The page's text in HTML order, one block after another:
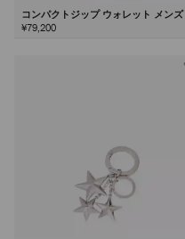
コンパクトジップ ウォレット メンズ
¥79,200